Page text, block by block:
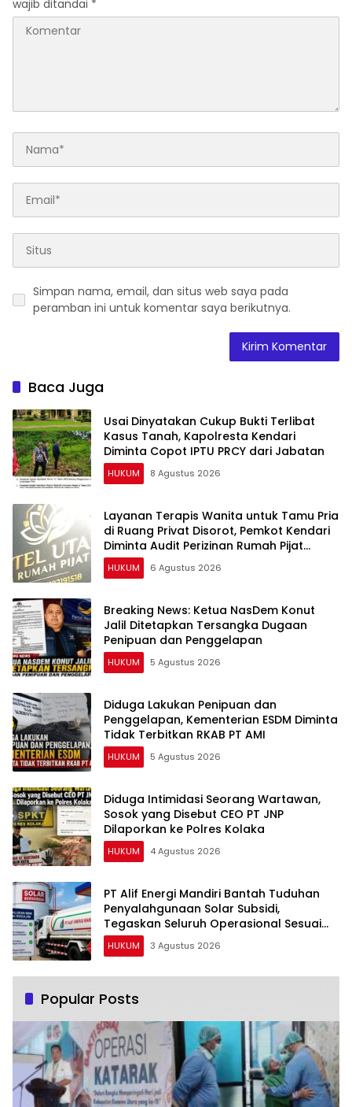
wajib ditandai *
Simpan nama, email, dan situs web saya pada
peramban ini untuk komentar saya berikutnya.
Baca Juga
Usai Dinyatakan Cukup Bukti Terlibat
Kasus Tanah, Kapolresta Kendari
Diminta Copot IPTU PRCY dari Jabatan
HUKUM 8 Agustus 2026
Layanan Terapis Wanita untuk Tamu Pria
di Ruang Privat Disorot, Pemkot Kendari
Diminta Audit Perizinan Rumah Pijat
Utami
HUKUM 6 Agustus 2026
Breaking News: Ketua NasDem Konut
Jalil Ditetapkan Tersangka Dugaan
Penipuan dan Penggelapan
HUKUM 5 Agustus 2026
Diduga Lakukan Penipuan dan
Penggelapan, Kementerian ESDM Diminta
Tidak Terbitkan RKAB PT AMI
HUKUM 5 Agustus 2026
Diduga Intimidasi Seorang Wartawan,
Sosok yang Disebut CEO PT JNP
Dilaporkan ke Polres Kolaka
HUKUM 4 Agustus 2026
PT Alif Energi Mandiri Bantah Tuduhan
Penyalahgunaan Solar Subsidi,
Tegaskan Seluruh Operasional Sesuai
Regulasi
HUKUM 3 Agustus 2026
Popular Posts